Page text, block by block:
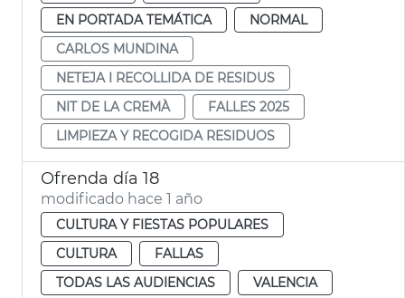
EN PORTADA TEMÁTICA
NORMAL
CARLOS MUNDINA
NETEJA I RECOLLIDA DE RESIDUS
NIT DE LA CREMÀ
FALLES 2025
LIMPIEZA Y RECOGIDA RESIDUOS
Ofrenda día 18
modificado hace 1 año
CULTURA Y FIESTAS POPULARES
CULTURA
FALLAS
TODAS LAS AUDIENCIAS
VALENCIA